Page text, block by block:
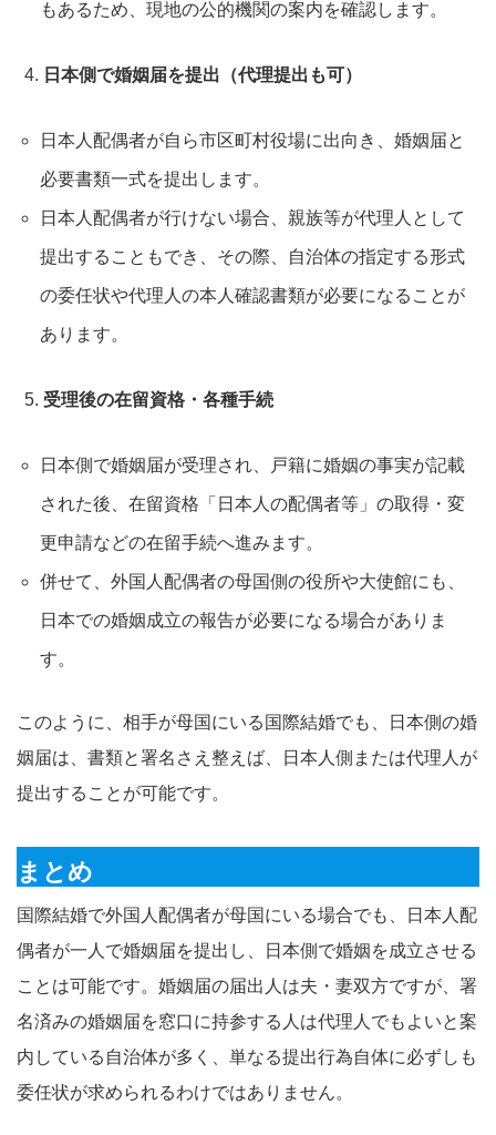
もあるため、現地の公的機関の案内を確認します。​
日本側で婚姻届を提出（代理提出も可）
日本人配偶者が自ら市区町村役場に出向き、婚姻届と
必要書類一式を提出します。
日本人配偶者が行けない場合、親族等が代理人として
提出することもでき、その際、自治体の指定する形式
の委任状や代理人の本人確認書類が必要になることが
あります。​
受理後の在留資格・各種手続
日本側で婚姻届が受理され、戸籍に婚姻の事実が記載
された後、在留資格「日本人の配偶者等」の取得・変
更申請などの在留手続へ進みます。​
併せて、外国人配偶者の母国側の役所や大使館にも、
日本での婚姻成立の報告が必要になる場合がありま
す。​
このように、相手が母国にいる国際結婚でも、日本側の婚
姻届は、書類と署名さえ整えば、日本人側または代理人が
提出することが可能です。​
まとめ
国際結婚で外国人配偶者が母国にいる場合でも、日本人配
偶者が一人で婚姻届を提出し、日本側で婚姻を成立させる
ことは可能です。婚姻届の届出人は夫・妻双方ですが、署
名済みの婚姻届を窓口に持参する人は代理人でもよいと案
内している自治体が多く、単なる提出行為自体に必ずしも
委任状が求められるわけではありません。​